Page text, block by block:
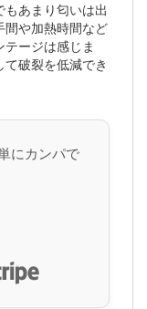
あまり匂いは出
間や加熱時間など
ージは感じま
破裂を低減でき
にカンパで